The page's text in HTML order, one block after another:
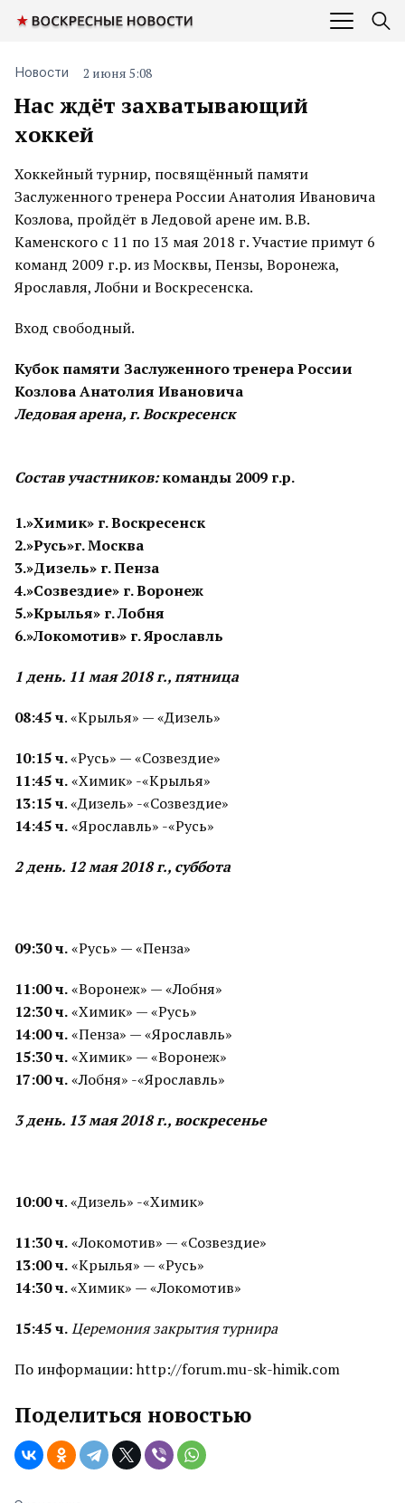
Нас ждёт захватывающий
хоккей
Новости 2 июня 5:08
Хоккейный турнир, посвящённый памяти
Заслуженного тренера России Анатолия Ивановича
Козлова, пройдёт в Ледовой арене им. В.В.
Каменского с 11 по 13 мая 2018 г. Участие примут 6
команд 2009 г.р. из Москвы, Пензы, Воронежа,
Ярославля, Лобни и Воскресенска.
Вход свободный.
Кубок памяти Заслуженного тренера России
Козлова Анатолия Ивановича
Ледовая арена, г. Воскресенск
Состав участников:команды 2009 г.р.
1.»Химик» г. Воскресенск
2.»Русь»г. Москва
3.»Дизель» г. Пенза
4.»Созвездие» г. Воронеж
5.»Крылья» г. Лобня
6.»Локомотив» г. Ярославль
1 день. 11 мая 2018 г., пятница
08:45 ч. «Крылья» — «Дизель»
10:15 ч.«Русь» — «Созвездие»
11:45 ч.«Химик» -«Крылья»
13:15 ч. «Дизель» -«Созвездие»
14:45 ч.«Ярославль» -«Русь»
2 день. 12 мая 2018 г., суббота
09:30 ч.«Русь» — «Пенза»
11:00 ч.«Воронеж» — «Лобня»
12:30 ч.«Химик» — «Русь»
14:00 ч.«Пенза» — «Ярославль»
15:30 ч.«Химик» — «Воронеж»
17:00 ч.«Лобня» -«Ярославль»
3 день. 13 мая 2018 г., воскресенье
10:00 ч. «Дизель» -«Химик»
11:30 ч.«Локомотив» — «Созвездие»
13:00 ч.«Крылья» — «Русь»
14:30 ч.«Химик» — «Локомотив»
15:45 ч.Церемония закрытия турнира
По информации: http://forum.mu-sk-himik.com
Поделиться новостью